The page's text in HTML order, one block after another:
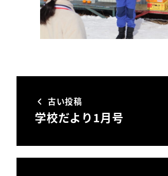
古い投稿
学校だより1月号